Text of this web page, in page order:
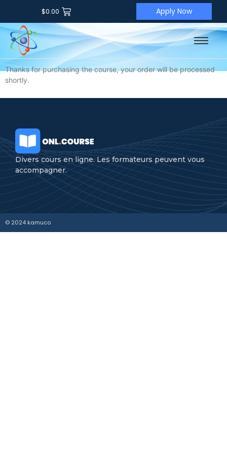
$0.00 Apply Now
Thanks for purchasing the course, your order will be processed
shortly.
Divers cours en ligne. Les formateurs peuvent vous
accompagner.
© 2024 kamuco